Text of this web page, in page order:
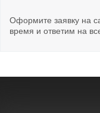
Оформите заявку на
время и ответим на